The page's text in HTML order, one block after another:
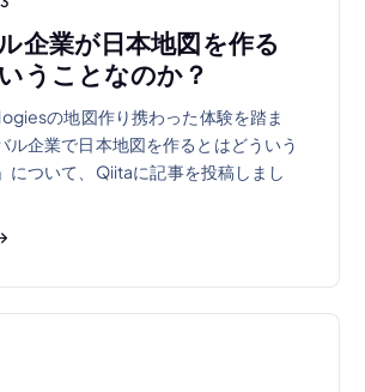
企業が日本地図を作る
うことなのか？
の地図作り携わった体験を踏ま
ル企業で日本地図を作るとはどういう
について、Qiitaに記事を投稿しまし